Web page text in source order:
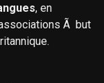
, en
Ã but